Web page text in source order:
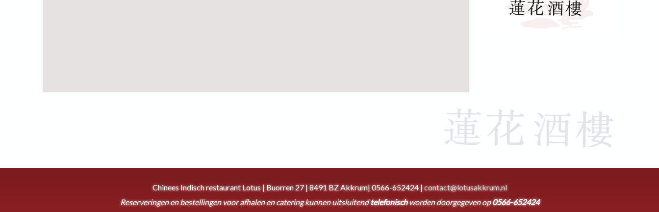
Chinees Indisch restaurant Lotus | Buorren 27 | 8491 BZ Akkrum| 0566-652424 |contact@lotusakkrum.nl
Reserveringen en bestellingen voor afhalen en catering kunnen uitsluitendtelefonischworden doorgegeven op0566-652424